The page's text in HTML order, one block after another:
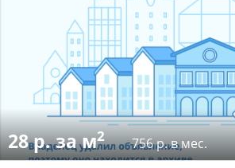
28 р. за м2 756 р. в мес.